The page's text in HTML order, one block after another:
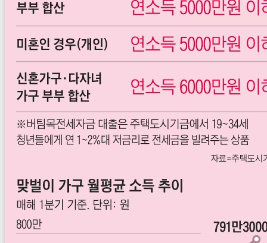
도
리
서
치
개
발
자
후
기
글
코
커
플
링
디
커
플
링
이
란?
요
약
의
차